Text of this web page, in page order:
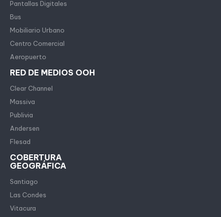
Pantallas Digitales
Bus
Mobiliario Urbano
Centro Comercial
Aeropuerto
RED DE MEDIOS OOH
Clear Channel
Massiva
Publivia
Andersen
Flesad
COBERTURA
GEOGRÁFICA
Santiago
Las Condes
Vitacura